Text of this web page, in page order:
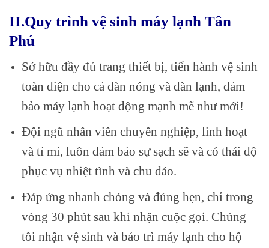
II.Quy trình vệ sinh máy lạnh Tân
Phú
Sở hữu đầy đủ trang thiết bị, tiến hành vệ sinh
toàn diện cho cả dàn nóng và dàn lạnh, đảm
bảo máy lạnh hoạt động mạnh mẽ như mới!
Đội ngũ nhân viên chuyên nghiệp, linh hoạt
và tỉ mỉ, luôn đảm bảo sự sạch sẽ và có thái độ
phục vụ nhiệt tình và chu đáo.
Đáp ứng nhanh chóng và đúng hẹn, chỉ trong
vòng 30 phút sau khi nhận cuộc gọi. Chúng
tôi nhận vệ sinh và bảo trì máy lạnh cho hộ